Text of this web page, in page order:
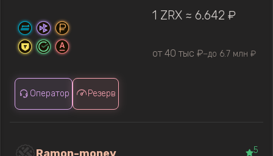
1 ZRX ≈ 6.642 ₽
от 40 тыс ₽—до 6.7 млн ₽
Оператор Резерв
Ramon-money 5